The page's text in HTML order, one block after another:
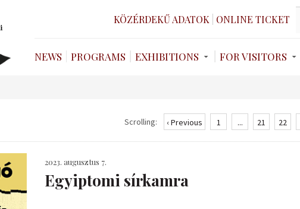
KÖZÉRDEKŰ ADATOK ONLINE TICKET
NEWS PROGRAMS EXHIBITIONS FOR VISITORS
Scrolling: ‹ Previous 1 ... 21 22
2023. augusztus 7.
Egyiptomi sírkamra